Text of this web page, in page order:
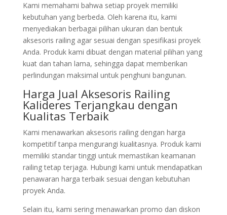
Kami memahami bahwa setiap proyek memiliki
kebutuhan yang berbeda. Oleh karena itu, kami
menyediakan berbagai pilihan ukuran dan bentuk
aksesoris railing agar sesuai dengan spesifikasi proyek
Anda. Produk kami dibuat dengan material pilihan yang
kuat dan tahan lama, sehingga dapat memberikan
perlindungan maksimal untuk penghuni bangunan.
Harga Jual Aksesoris Railing
Kalideres Terjangkau dengan
Kualitas Terbaik
Kami menawarkan aksesoris railing dengan harga
kompetitif tanpa mengurangi kualitasnya. Produk kami
memiliki standar tinggi untuk memastikan keamanan
railing tetap terjaga. Hubungi kami untuk mendapatkan
penawaran harga terbaik sesuai dengan kebutuhan
proyek Anda.
Selain itu, kami sering menawarkan promo dan diskon